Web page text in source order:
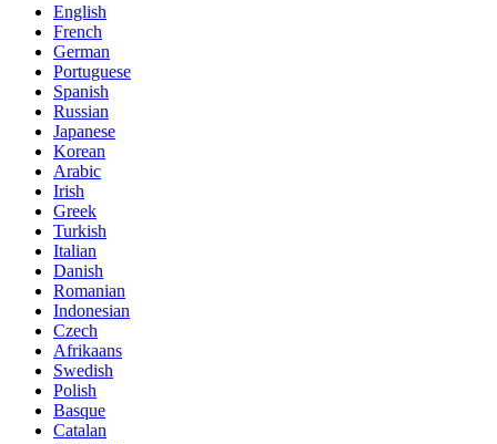
English
French
German
Portuguese
Spanish
Russian
Japanese
Korean
Arabic
Irish
Greek
Turkish
Italian
Danish
Romanian
Indonesian
Czech
Afrikaans
Swedish
Polish
Basque
Catalan